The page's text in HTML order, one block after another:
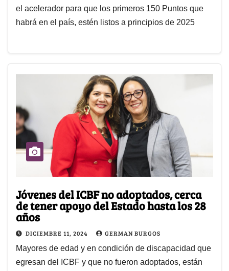
el acelerador para que los primeros 150 Puntos que
habrá en el país, estén listos a principios de 2025
Jóvenes del ICBF no adoptados, cerca
de tener apoyo del Estado hasta los 28
años
DICIEMBRE 11, 2024 GERMAN BURGOS
Mayores de edad y en condición de discapacidad que
egresan del ICBF y que no fueron adoptados, están